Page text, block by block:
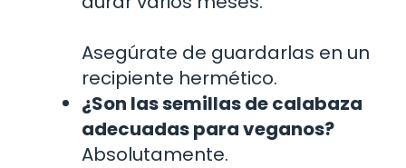
Asegúrate de guardarlas en un
recipiente hermético.
¿Son las semillas de calabaza
adecuadas para veganos?
Absolutamente.